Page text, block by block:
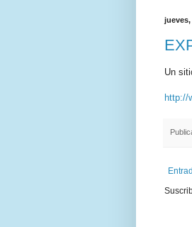
jueves,
Un
http://